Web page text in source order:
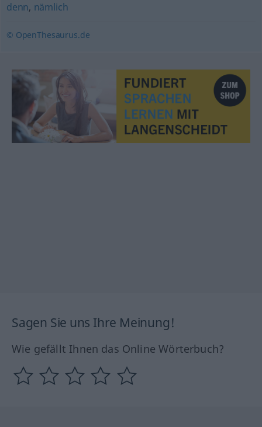
denn, nämlich
© OpenThesaurus.de
Sagen Sie uns Ihre Meinung!
Wie gefällt Ihnen das Online Wörterbuch?